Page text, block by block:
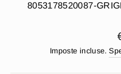
8053178520087-
Imposte incluse.